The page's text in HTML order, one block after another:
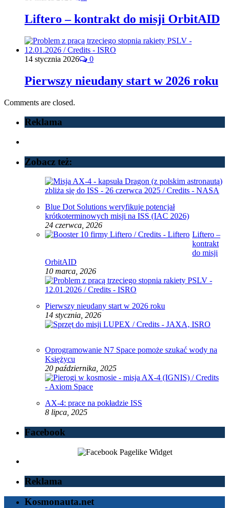
Liftero – kontrakt do misji OrbitAID
14 stycznia 2026 0
Pierwszy nieudany start w 2026 roku
Comments are closed.
Reklama
Zobacz też:
Blue Dot Solutions weryfikuje potencjał
krótkoterminowych misji na ISS (IAC 2026)
24 czerwca, 2026
Liftero –
kontrakt
do misji
OrbitAID
10 marca, 2026
Pierwszy nieudany start w 2026 roku
14 stycznia, 2026
Oprogramowanie N7 Space pomoże szukać wody na
Księżycu
20 października, 2025
AX-4: prace na pokładzie ISS
8 lipca, 2025
Facebook
Reklama
Kosmonauta.net